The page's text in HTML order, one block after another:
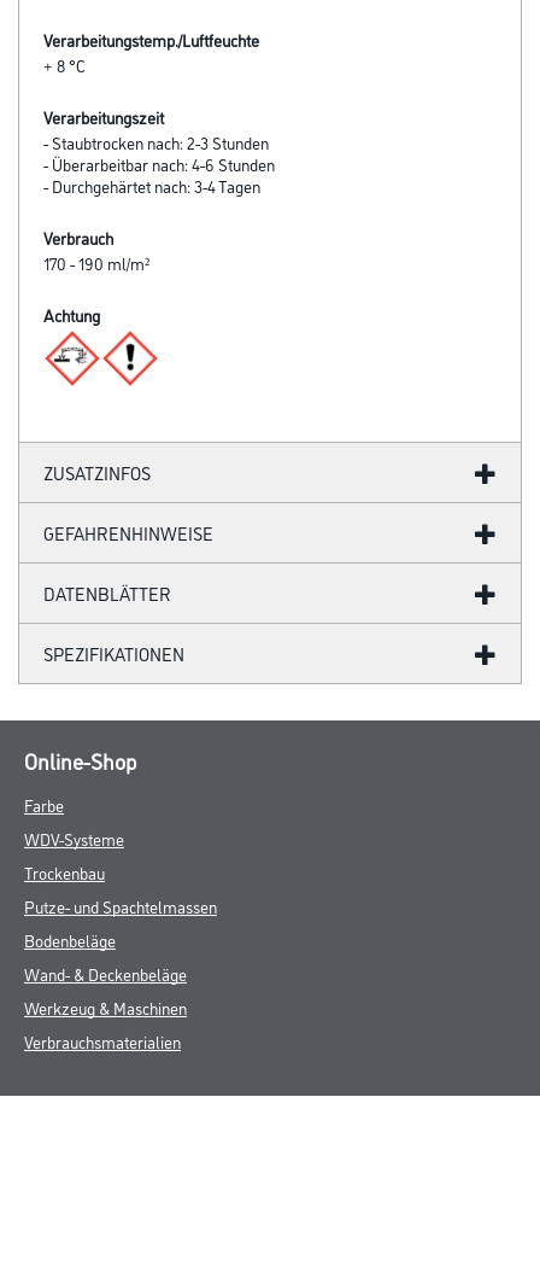
Verarbeitungstemp./Luftfeuchte
+ 8 °C
Verarbeitungszeit
- Staubtrocken nach: 2-3 Stunden
- Überarbeitbar nach: 4-6 Stunden
- Durchgehärtet nach: 3-4 Tagen
Verbrauch
170 - 190 ml/m²
Achtung
ZUSATZINFOS
GEFAHRENHINWEISE
DATENBLÄTTER
SPEZIFIKATIONEN
Online-Shop
Farbe
WDV-Systeme
Trockenbau
Putze- und Spachtelmassen
Bodenbeläge
Wand- & Deckenbeläge
Werkzeug & Maschinen
Verbrauchsmaterialien